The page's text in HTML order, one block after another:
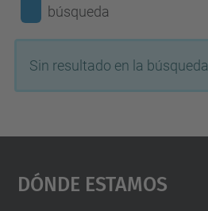
búsqueda
Sin resultado en la búsqueda.
Dónde Estamos